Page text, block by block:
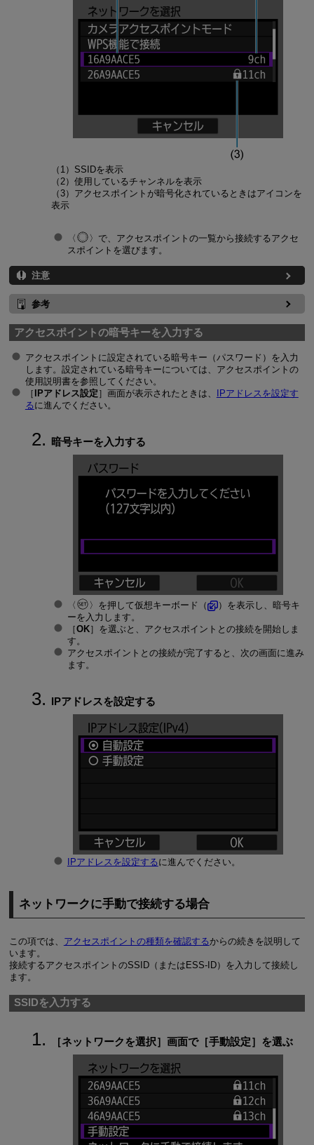
（1）SSIDを表示
（2）使用しているチャンネルを表示
（3）アクセスポイントが暗号化されているときはアイコンを
表示
で、アクセスポイントの一覧から接続するアクセ
スポイントを選びます。
注意
参考
アクセスポイントの暗号キーを入力する
アクセスポイントに設定されている暗号キー（パスワード）を入力
します。設定されている暗号キーについては、アクセスポイントの
使用説明書を参照してください。
［ IPアドレス設定 ］画面が表示されたときは、
IPアドレスを設定す
るに進んでください。
暗号キーを入力する
を押して仮想キーボード（
）を表示し、暗号キ
ーを入力します。
［OK］を選ぶと、アクセスポイントとの接続を開始しま
す。
アクセスポイントとの接続が完了すると、次の画面に進み
ます。
IPアドレスを設定する
IPアドレスを設定するに進んでください。
ネットワークに手動で接続する場合
この項では、 アクセスポイントの種類を確認するからの続きを説明して
います。
接続するアクセスポイントのSSID（または ESS-ID）を入力して接続し
ます。
SSIDを入力する
［ネットワークを選択］画面で［手動設定］を選ぶ